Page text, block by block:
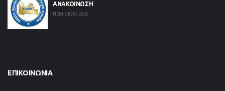
ΑΝΑΚΟΙΝΩΣΗ
ΠΕΜ 2 ΙΟΥΛ 2026
ΕΠΙΚΟΙΝΩΝΊΑ